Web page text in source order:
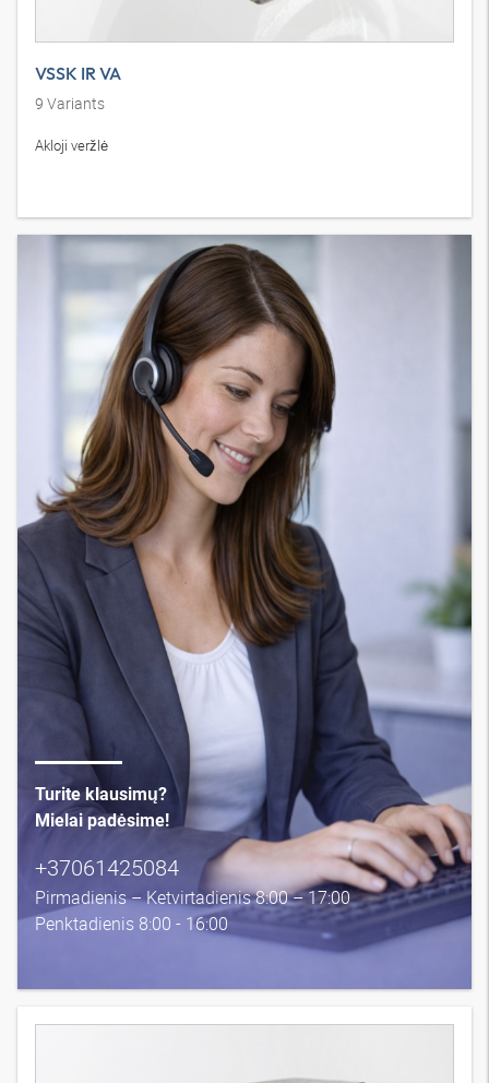
VSSK IR VA
9 Variants
Akloji veržlė
Turite klausimų?
Mielai padėsime!
+37061425084
Pirmadienis – Ketvirtadienis 8:00 – 17:00
Penktadienis 8:00 - 16:00